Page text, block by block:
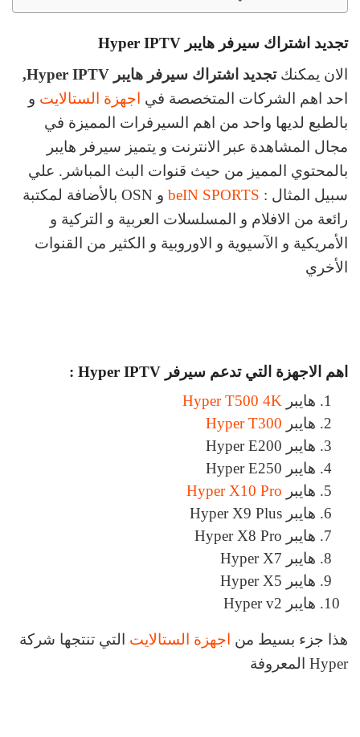
تجديد اشتراك سيرفر هايبر Hyper IPTV
الان يمكنكتجديد اشتراك سيرفر هايبر Hyper IPTV,
احد اهم الشركات المتخصصة في اجهزة الستالايت و
بالطبع لديها واحد من اهم السيرفرات المميزة في
مجال المشاهدة عبر الانترنت و يتميز سيرفر هايبر
بالمحتوي المميز من حيث قنوات البث المباشر. علي
سبيل المثال : beIN SPORTS
و OSN بالأضافة لمكتبة
رائعة من الافلام و المسلسلات العربية و التركية و
الأمريكية و الآسيوية و الاوروبية و الكثير من القنوات
الأخري
اهم الاجهزة التي تدعم سيرفر Hyper IPTV :
هايبر Hyper T500 4K
هايبر Hyper T300
هايبر Hyper E200
هايبر Hyper E250
هايبر Hyper X10 Pro
هايبر Hyper X9 Plus
هايبر Hyper X8 Pro
هايبر Hyper X7
هايبر Hyper X5
هايبر Hyper v2
هذا جزء بسيط من اجهزة الستالايت التي تنتجها شركة
Hyper المعروفة